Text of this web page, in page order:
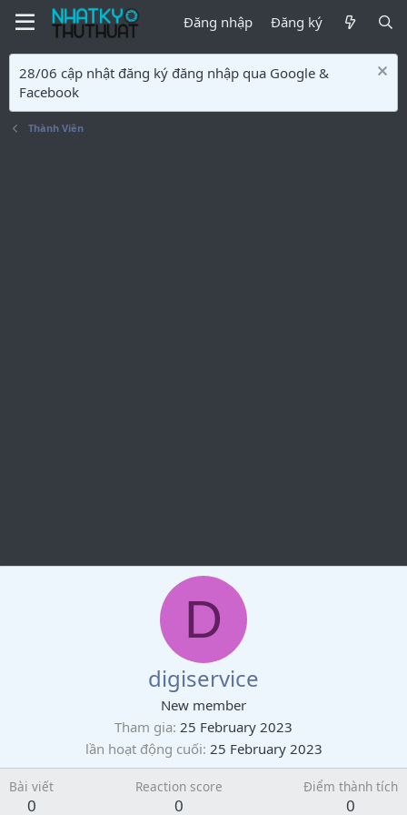
Đăng nhập Đăng ký
28/06 cập nhật đăng ký đăng nhập qua Google &
Facebook
Thành Viên
D
digiservice
New member
Tham gia 25 February 2023
lần hoạt động cuối 25 February 2023
Bài viết
0
Reaction score
0
Điểm thành tích
0